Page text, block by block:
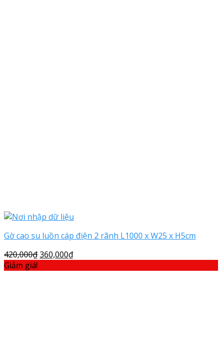
Gờ cao su luồn cáp điện 2 rãnh L1000 x W25 x H5cm
420,000₫360,000₫
Giảm giá!